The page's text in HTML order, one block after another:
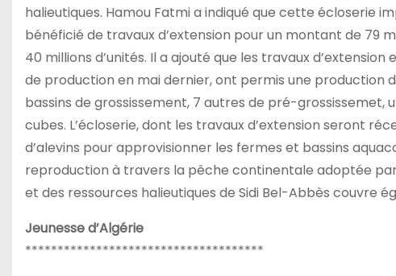
halieutiques. Hamou Fatmi a indiqué que cette écloserie
bénéficié de travaux d’extension pour un montant de 79
40 millions d’unités. Il a ajouté que les travaux
de production en mai dernier, ont permis une production
bassins de grossissement, 7 autres de pré-grossissemet,
cubes. L’écloserie, dont les travaux d’extension seront
d’alevins pour approvisionner les fermes et bassins
reproduction à travers la pêche continentale adoptée
et des ressources halieutiques de Sidi Bel-Abbès couvre
Jeunesse d’Algérie
*************************************